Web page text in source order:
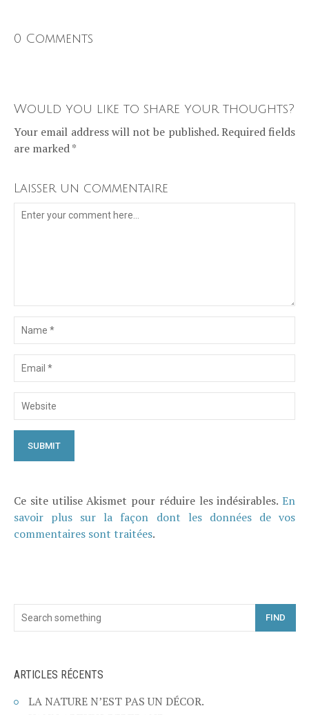
0 Comments
Would you like to share your thoughts?
Your email address will not be published. Required fields
are marked *
Laisser un commentaire
Ce site utilise Akismet pour réduire les indésirables. En
savoir plus sur la façon dont les données de vos
commentaires sont traitées.
FIND
ARTICLES RÉCENTS
LA NATURE N’EST PAS UN DÉCOR.